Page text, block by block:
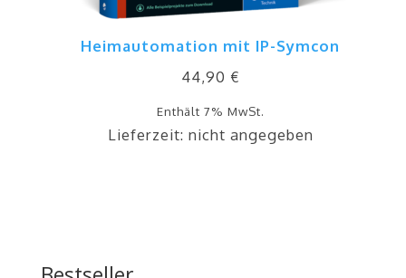
Heimautomation mit IP-Symcon
44,90 €
Enthält 7% MwSt.
Lieferzeit: nicht angegeben